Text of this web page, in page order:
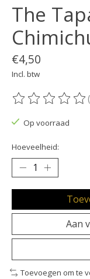
The
€4,50
Incl. btw
De beoordeling
Op voorraad
Hoeveelheid:
Aan
Toevoegen om te